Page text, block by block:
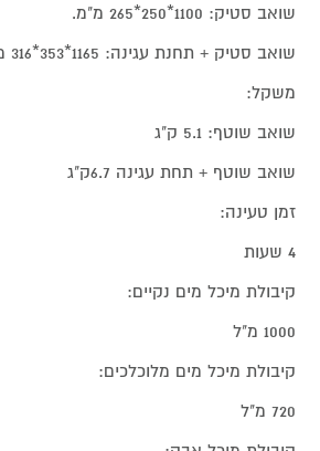
שואב סטיק: 1100*250*265 מ"מ.
שואב סטיק + תחנת עגינה: 1165*353*316 מ"מ.
משקל:
שואב שוטף: 5.1 ק"ג
שואב שוטף + תחת עגינה 6.7ק"ג
זמן טעינה:
4 שעות
קיבולת מיכל מים נקיים:
1000 מ"ל
קיבולת מיכל מים מלוכלכים:
720 מ"ל